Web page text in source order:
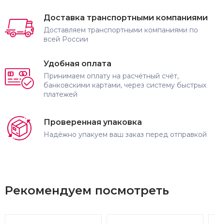
Доставка транспортными компаниями
Доставляем транспортными компаниями по
всей России
Удобная оплата
Принимаем оплату на расчётный счёт,
банковскими картами, через систему быстрых
платежей
Проверенная упаковка
Надёжно упакуем ваш заказ перед отправкой
Рекомендуем посмотреть